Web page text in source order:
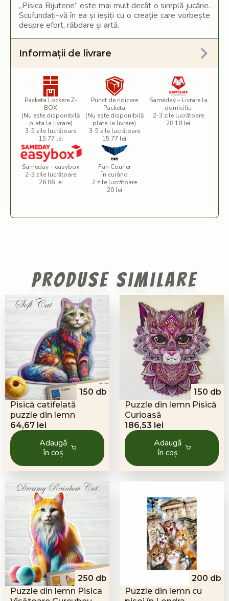
„Pisica Bijuterie” este mai mult decât o simplă jucărie.
Scufundați-vă în ea și ieșiți cu o creație care vorbește
despre efort, răbdare și artă.
Informații de livrare
Packeta Lockere Z-
BOX
(Nu este disponibilă
plata la livrare)
3-5 zile lucrătoare
15.77 lei
Punct de ridicare
Packeta
(Nu este disponibilă
plata la livrare)
3-5 zile lucrătoare
15.77 lei
Sameday – Livrare la
domiciliu
2-3 zile lucrătoare
28.18 lei
Sameday – easybox
2-3 zile lucrătoare
26.86 lei
Fan Courier
În curând
2 zile lucrătoare
20 lei
Produse similare
150 db
Pisică catifelată
puzzle din lemn
64,67 lei
Adaugă
în coș
150 db
Puzzle din lemn Pisică
Curioasă
186,53 lei
Adaugă
în coș
250 db
Puzzle din lemn Pisica
200 db
Puzzle din lemn cu